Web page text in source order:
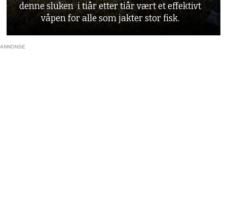
denne sluken i tiår etter tiår vært et effektivt
våpen for alle som jakter stor fisk.
ANNONSE